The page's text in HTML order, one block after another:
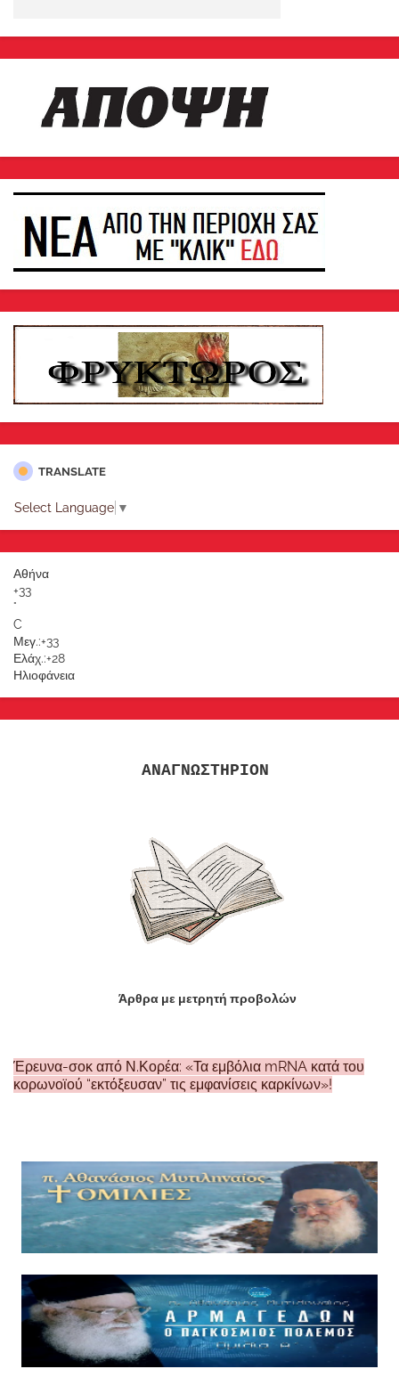
TRANSLATE
Select Language ▼
Αθήνα
+33
°
C
Μεγ.:+33
Ελάχ.:+28
Ηλιοφάνεια
ΑΝΑΓΝΩΣΤΗΡΙΟΝ
Άρθρα με μετρητή προβολών
Έρευνα-σοκ από Ν.Κορέα: «Τα εμβόλια mRNA κατά του
κορωνοϊού “εκτόξευσαν” τις εμφανίσεις καρκίνων»!